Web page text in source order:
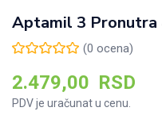
Aptamil 3 Pronutra
(0 ocena)
2.479,00 RSD
PDV je uračunat u cenu.